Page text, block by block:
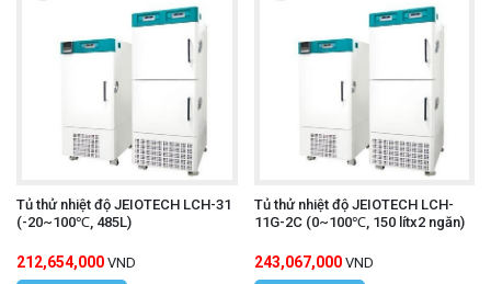
Tủ thử nhiệt độ JEIOTECH LCH-31
(-20~100℃, 485L)
212,654,000 VND
Tủ thử nhiệt độ JEIOTECH LCH-
11G-2C (0~100℃, 150 lítx2 ngăn)
243,067,000 VND